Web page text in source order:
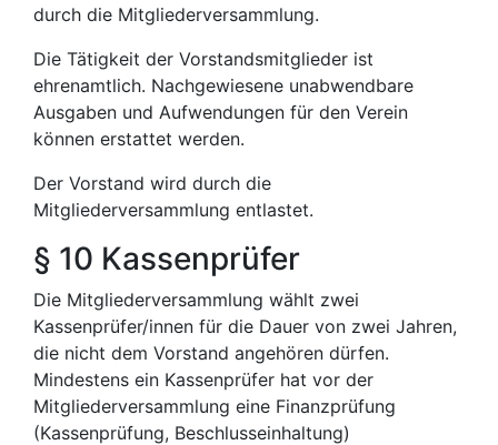
durch die Mitgliederversammlung.
Die Tätigkeit der Vorstandsmitglieder ist
ehrenamtlich. Nachgewiesene unabwendbare
Ausgaben und Aufwendungen für den Verein
können erstattet werden.
Der Vorstand wird durch die
Mitgliederversammlung entlastet.
§ 10 Kassenprüfer
Die Mitgliederversammlung wählt zwei
Kassenprüfer/innen für die Dauer von zwei Jahren,
die nicht dem Vorstand angehören dürfen.
Mindestens ein Kassenprüfer hat vor der
Mitgliederversammlung eine Finanzprüfung
(Kassenprüfung, Beschlusseinhaltung)